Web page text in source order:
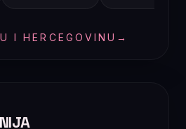
I HERCEGOVINU →